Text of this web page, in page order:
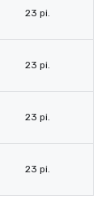
23 pi.
23 pi.
23 pi.
23 pi.